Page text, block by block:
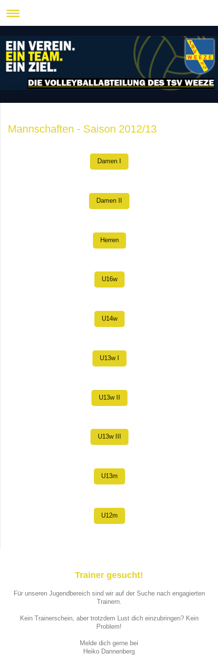
Mannschaften - Saison 2012/13
Damen I
Damen II
Herren
U16w
U14w
U13w I
U13w II
U13w III
U13m
U12m
Trainer gesucht!
Für unseren Jugendbereich sind wir auf der Suche nach engagierten
Trainern.
Kein Trainerschein, aber trotzdem Lust dich einzubringen? Kein
Problem!
Melde dich gerne bei
Heiko Dannenberg